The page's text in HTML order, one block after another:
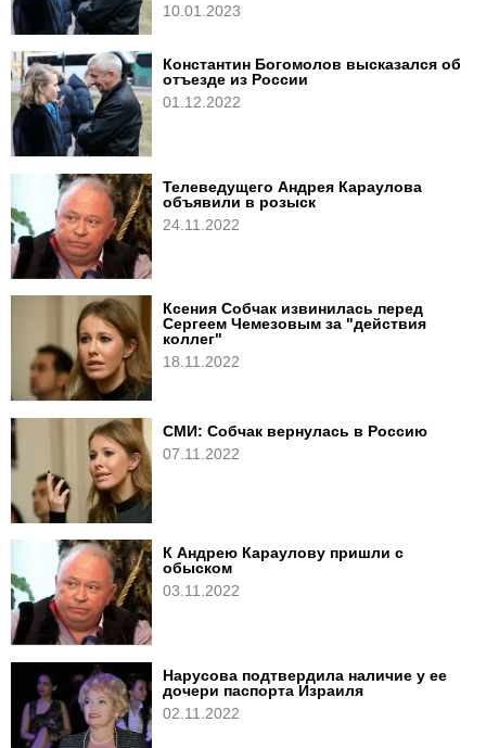
10.01.2023
Константин Богомолов высказался об
отъезде из России
01.12.2022
Телеведущего Андрея Караулова
объявили в розыск
24.11.2022
Ксения Собчак извинилась перед
Сергеем Чемезовым за "действия
коллег"
18.11.2022
СМИ: Собчак вернулась в Россию
07.11.2022
К Андрею Караулову пришли с
обыском
03.11.2022
Нарусова подтвердила наличие у ее
дочери паспорта Израиля
02.11.2022